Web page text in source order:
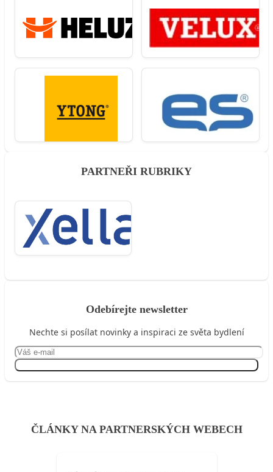
PARTNEŘI RUBRIKY
Odebírejte newsletter
Nechte si posílat novinky a inspiraci ze světa bydlení
ČLÁNKY NA PARTNERSKÝCH WEBECH